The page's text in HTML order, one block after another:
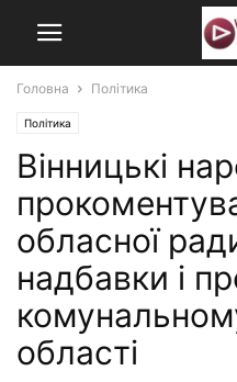
Головна Політика
Політика
Вінницькі
обласної
надбавки і
області